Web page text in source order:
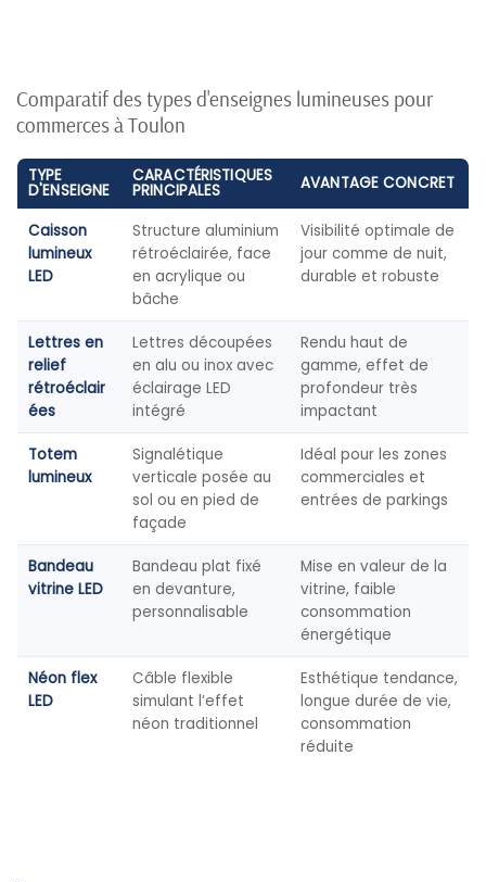
Comparatif des types d'enseignes lumineuses pour
commerces à Toulon
TYPE
D'ENSEIGNE
CARACTÉRISTIQUES
PRINCIPALES AVANTAGE CONCRET
Caisson
lumineux
LED
Structure aluminium
rétroéclairée, face
en acrylique ou
bâche
Visibilité optimale de
jour comme de nuit,
durable et robuste
Lettres en
relief
rétroéclair
ées
Lettres découpées
en alu ou inox avec
éclairage LED
intégré
Rendu haut de
gamme, effet de
profondeur très
impactant
Totem
lumineux
Signalétique
verticale posée au
sol ou en pied de
façade
Idéal pour les zones
commerciales et
entrées de parkings
Bandeau
vitrine LED
Bandeau plat fixé
en devanture,
personnalisable
Mise en valeur de la
vitrine, faible
consommation
énergétique
Néon flex
LED
Câble flexible
simulant l’effet
néon traditionnel
Esthétique tendance,
longue durée de vie,
consommation
réduite